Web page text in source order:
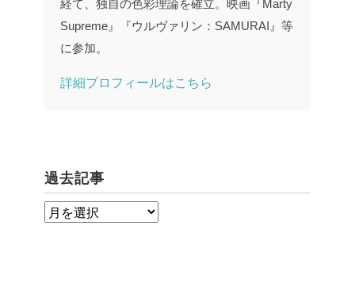
経て、独自の色彩理論を確立。映画『Marty
Supreme』『ウルヴァリン：SAMURAI』等
に参加。
詳細プロフィールはこちら
過去記事
過